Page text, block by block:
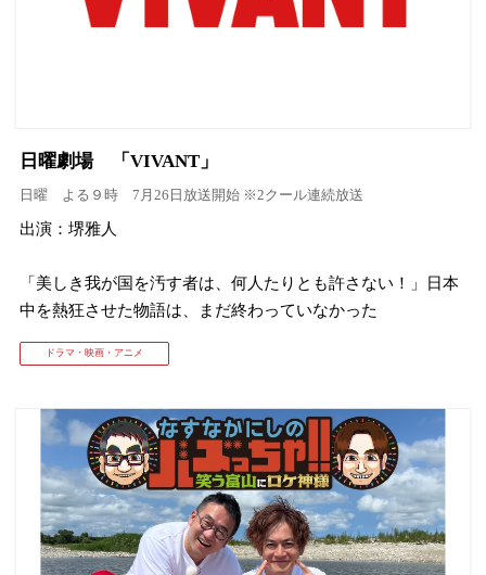
日曜劇場 「VIVANT」
日曜 よる９時 7月26日放送開始 ※2クール連続放送
出演：堺雅人
「美しき我が国を汚す者は、何人たりとも許さない！」日本
中を熱狂させた物語は、まだ終わっていなかった
ドラマ・映画・アニメ